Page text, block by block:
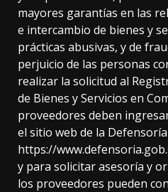
mayores garantías en las
e intercambio de bienes y
prácticas abusivas, y de
perjuicio de las personas
realizar la solicitud al
de Bienes y Servicios en
proveedores deben
el sitio web de la Defensoría
https://
y para solicitar asesoría y
los proveedores pueden